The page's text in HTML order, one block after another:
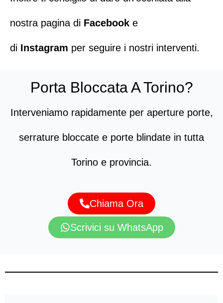
nostra pagina di Facebook e
di Instagram per seguire i nostri interventi.
Porta Bloccata A Torino?
Interveniamo rapidamente per aperture porte,
serrature bloccate e porte blindate in tutta
Torino e provincia.
Chiama Ora
Scrivici su WhatsApp